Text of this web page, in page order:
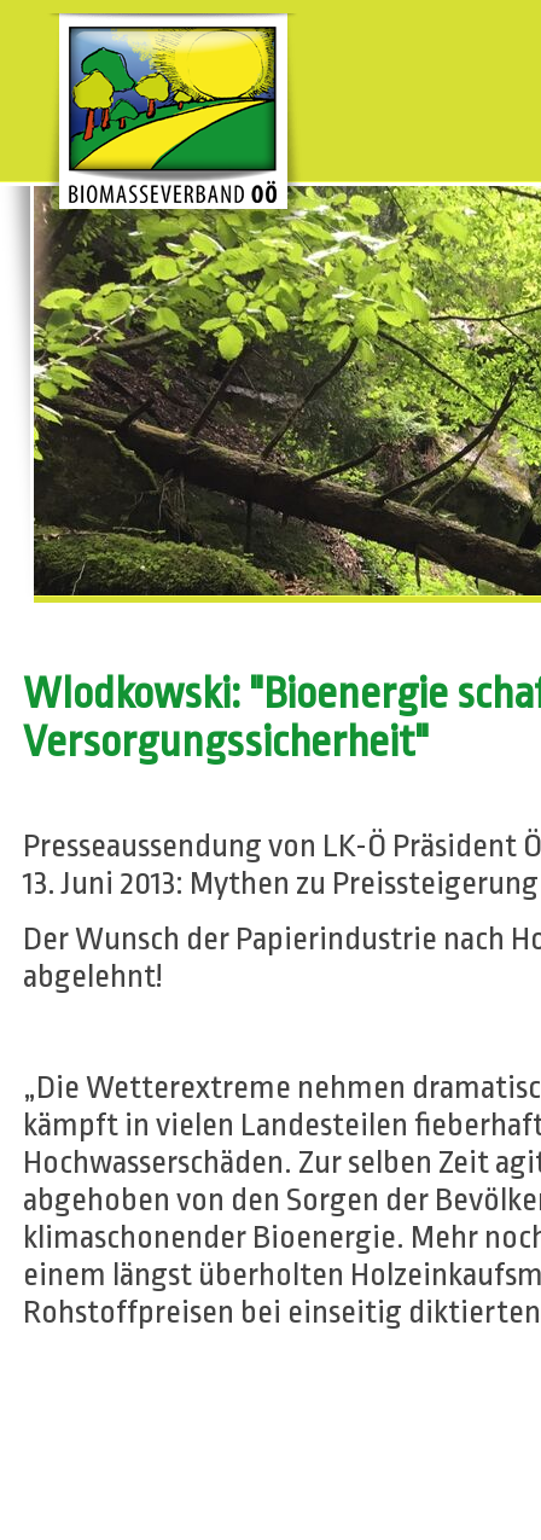
Wlodkowski: "Bioenergie
Versorgungssicherheit"
Presseaussendung von LK-Ö Präsident
13. Juni 2013: Mythen zu
Der Wunsch der Papierindustrie nach
abgelehnt!
„Die Wetterextreme nehmen
kämpft in vielen Landesteilen
Hochwasserschäden. Zur selben Zeit
abgehoben von den Sorgen der
klimaschonender Bioenergie. Mehr
einem längst überholten
Rohstoffpreisen bei einseitig